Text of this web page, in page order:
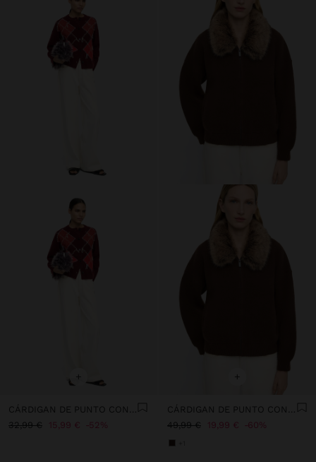
+
CÁRDIGAN DE PUNTO CON ROMBOS
32,99 €
15,99 € 52%
+
CÁRDIGAN DE PUNTO CON CUELLO EFECTO PELO
49,99 €
19,99 € 60%